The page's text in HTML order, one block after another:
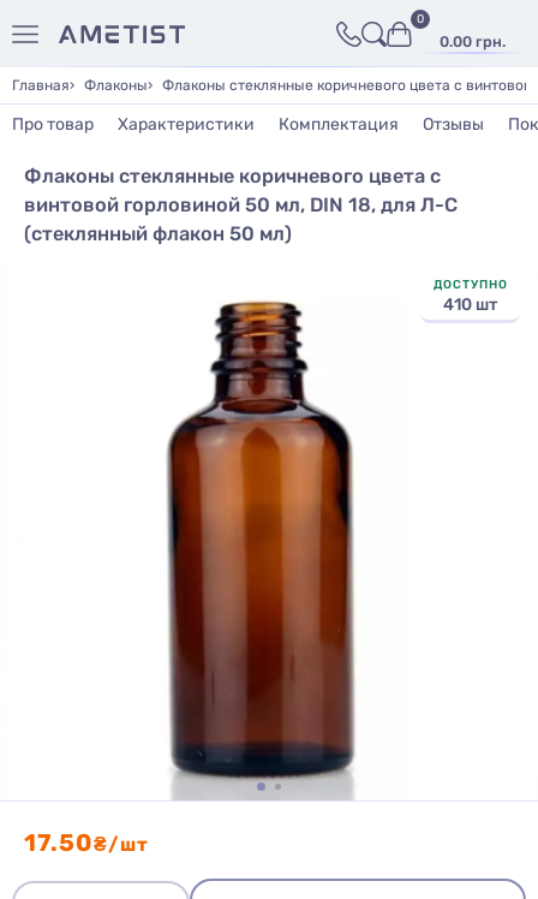
0.00 грн.
0
Главная Флаконы Флаконы стеклянные коричневого цвета с
Про товар Характеристики Комплектация Отзывы
Флаконы стеклянные коричневого цвета с
винтовой горловиной 50 мл, DIN 18, для Л-С
(стеклянный флакон 50 мл)
ДОСТУПНО
410 шт
17.50₴/шт